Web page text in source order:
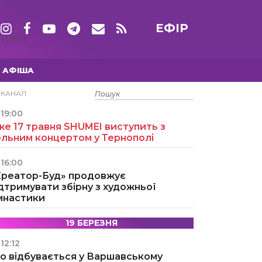
ЕФІР
АФІША
15 ТРАВНЯ
19:00
17 травня SHUMEI виступить з
концертом у Тернополі
16:00
Буд» продовжує
збірну з художньої
19 БЕРЕЗНЯ
12:12
відбувається у Варшавському